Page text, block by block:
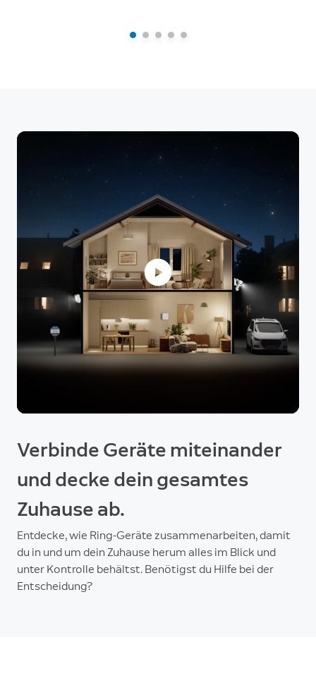
Verbinde Geräte miteinander
und decke dein gesamtes
Zuhause ab.
Entdecke, wie Ring-Geräte zusammenarbeiten, damit
du in und um dein Zuhause herum alles im Blick und
unter Kontrolle behältst. Benötigst du Hilfe bei der
Entscheidung?